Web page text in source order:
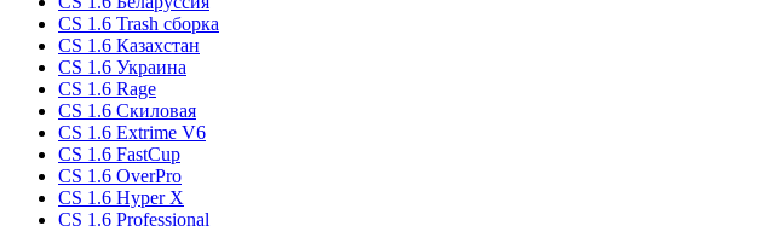
CS 1.6 Trash сборка
CS 1.6 Казахстан
CS 1.6 Украина
CS 1.6 Rage
CS 1.6 Скиловая
CS 1.6 Extrime V6
CS 1.6 FastCup
CS 1.6 OverPro
CS 1.6 Hyper X
CS 1.6 Professional